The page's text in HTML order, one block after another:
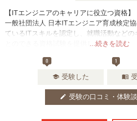
...続きを読む
【ITエンジニアのキャリアに役立つ資格】
一般社団法人 日本ITエンジニア育成検定
ているITスキルを認定し、就職活動などの
とのできる資格試験を提供します。
0
school 受験した
1
menu_book
edit 受験の口コミ・体験